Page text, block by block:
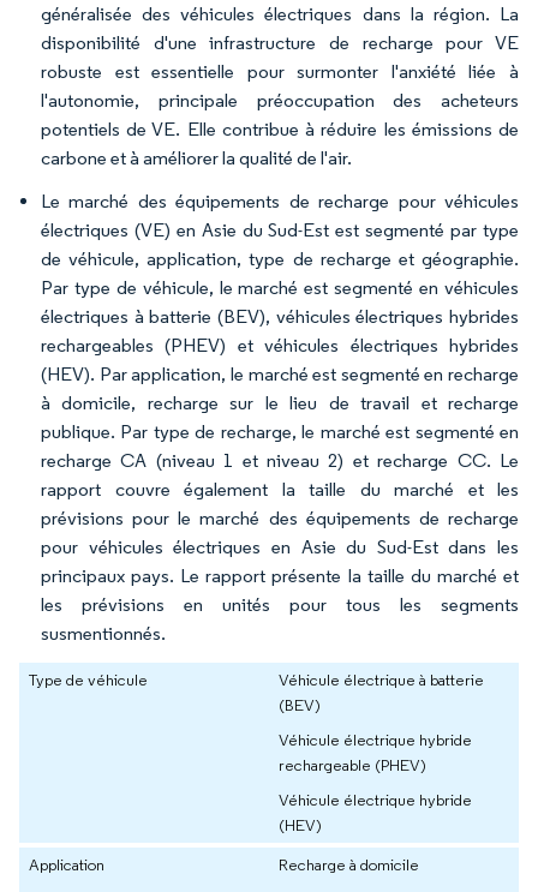
généralisée des véhicules électriques dans la région. La
disponibilité d'une infrastructure de recharge pour VE
robuste est essentielle pour surmonter l'anxiété liée à
l'autonomie, principale préoccupation des acheteurs
potentiels de VE. Elle contribue à réduire les émissions de
carbone et à améliorer la qualité de l'air.
Le marché des équipements de recharge pour véhicules
électriques (VE) en Asie du Sud-Est est segmenté par type
de véhicule, application, type de recharge et géographie.
Par type de véhicule, le marché est segmenté en véhicules
électriques à batterie (BEV), véhicules électriques hybrides
rechargeables (PHEV) et véhicules électriques hybrides
(HEV). Par application, le marché est segmenté en recharge
à domicile, recharge sur le lieu de travail et recharge
publique. Par type de recharge, le marché est segmenté en
recharge CA (niveau 1 et niveau 2) et recharge CC. Le
rapport couvre également la taille du marché et les
prévisions pour le marché des équipements de recharge
pour véhicules électriques en Asie du Sud-Est dans les
principaux pays. Le rapport présente la taille du marché et
les prévisions en unités pour tous les segments
susmentionnés.
Type de véhicule
Véhicule électrique à batterie
(BEV)
Véhicule électrique hybride
rechargeable (PHEV)
Véhicule électrique hybride
(HEV)
Application
Recharge à domicile